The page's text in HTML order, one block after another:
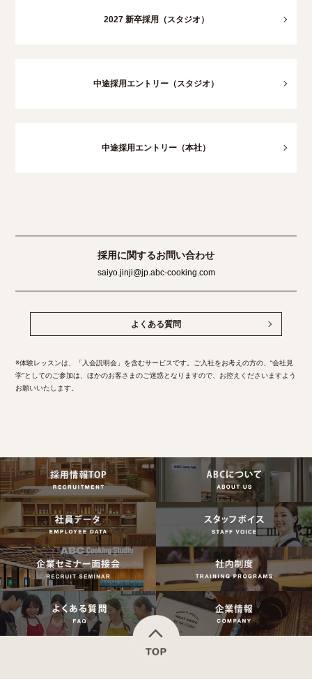
2027 新卒採用（スタジオ）
中途採用エントリー（スタジオ）
中途採用エントリー（本社）
採用に関するお問い合わせ
saiyo.jinji@jp.abc-cooking.com
よくある質問
※体験レッスンは、「入会説明会」を含むサービスです。ご入社をお考えの方の、“会社見
学”としてのご参加は、ほかのお客さまのご迷惑となりますので、お控えくださいますよう
お願いいたします。